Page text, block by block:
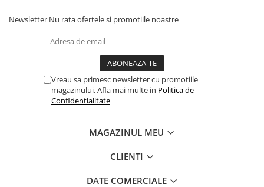
Newsletter Nu rata ofertele si promotiile noastre
Vreau sa primesc newsletter cu promotiile
magazinului. Afla mai multe in Politica de
Confidentialitate
MAGAZINUL MEU
CLIENTI
DATE COMERCIALE